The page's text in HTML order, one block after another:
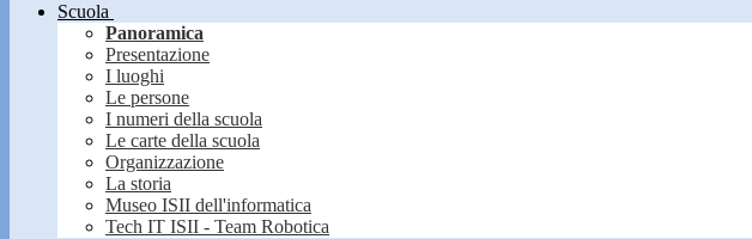
Scuola
Panoramica
Presentazione
I luoghi
Le persone
I numeri della scuola
Le carte della scuola
Organizzazione
La storia
Museo ISII dell'informatica
Tech IT ISII - Team Robotica